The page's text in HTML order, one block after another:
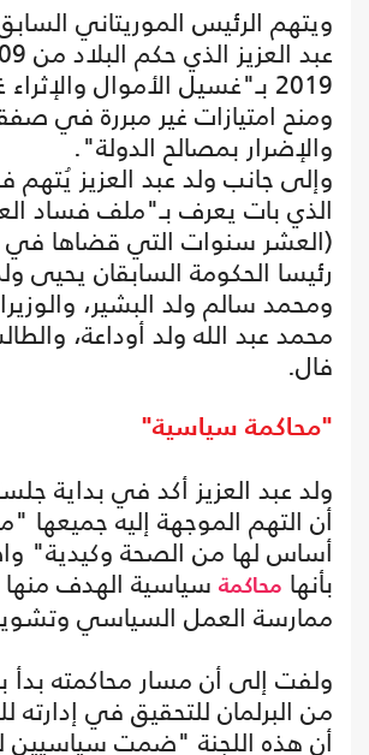
ويتهم الرئيس الموريتاني
2019 بـ"غسيل الأموال
ومنح امتيازات غير مبررة في
والإضرار بمصالح الدولة".
وإلى جانب ولد عبد العزيز
الذي بات يعرف بـ"ملف فساد
(العشر سنوات التي قضاها في
رئيسا الحكومة السابقان يحيى
ومحمد سالم ولد البشير،
محمد عبد الله ولد أوداعة،
فال.
"محاكمة سياسية"
ولد عبد العزيز أكد في بداية
أن التهم الموجهة إليه جميعها
أساس لها من الصحة وكيدية"
بأنها محاكمة سياسية الهدف
ممارسة العمل السياسي
ولفت إلى أن مسار محاكمته بدأ
من البرلمان للتحقيق في إدارته
أن هذه اللجنة "ضمت سياسيين